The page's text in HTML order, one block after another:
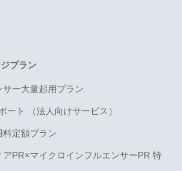
プラン
サー大量起用プラン
ート （法人向けサービス）
料定額プラン
アPR×マイクロインフルエンサーPR 特